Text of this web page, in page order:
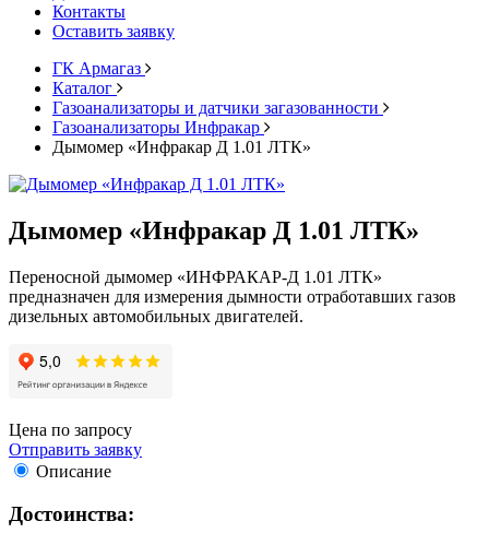
Контакты
Оставить заявку
ГК Армагаз
Каталог
Газоанализаторы и датчики загазованности
Газоанализаторы Инфракар
Дымомер «Инфракар Д 1.01 ЛТК»
Дымомер «Инфракар Д 1.01 ЛТК»
Переносной дымомер «ИНФРАКАР-Д 1.01 ЛТК»
предназначен для измерения дымности отработавших газов
дизельных автомобильных двигателей.
Цена по запросу
Отправить заявку
Описание
Достоинства: